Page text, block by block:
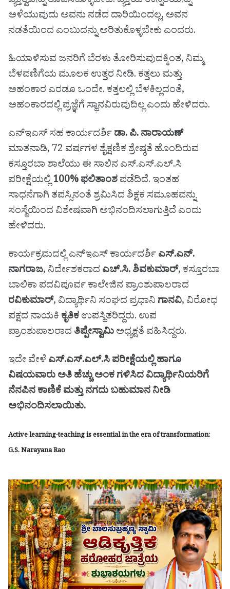
ಅಳೆಯುವುದು ಅವನು ನಡೆದ ದಾರಿಯಿಂದಲ್ಲ, ಅವನ
ನಡತೆಯಿಂದ ಎಂಬುದನ್ನು ಅರಿತುಕೊಳ್ಳಬೇಕು ಎಂದರು.
ಹಿಯಾಳಿಸುವ ಜನರಿಗೆ ಬೆರಳು ತೋರಿಸುವುದಕ್ಕಿಂತ, ನಿಮ್ಮ
ಬೆಳವಣಿಗೆಯ ಮೂಲಕ ಉತ್ತರ ನೀಡಿ. ಕತ್ತಲು ಮತ್ತು
ಅಹಂಕಾರ ಎರಡೂ ಒಂದೇ. ಕತ್ತಲಲ್ಲಿ ಬೆಳಕಿಲ್ಲದಂತೆ,
ಅಹಂಕಾರದಲ್ಲಿ ಪ್ರಜ್ಞೆಗೆ ಸ್ಥಾನವಿರುವುದಿಲ್ಲ ಎಂದು ಹೇಳಿದರು.
ಎನ್‌ಇಎಸ್ ಸಹ ಕಾರ್ಯದರ್ಶಿಡಾ. ಪಿ. ನಾರಾಯಣ್
ಮಾತನಾಡಿ, 72 ವರ್ಷಗಳ ಶೈಕ್ಷಣಿಕ ಶ್ರೇಷ್ಠತೆ ಹೊಂದಿರುವ
ಕಸ್ತೂರಬಾ ಶಾಲೆಯು ಈ ಸಾಲಿನ ಎಸ್.ಎಸ್.ಎಲ್.ಸಿ
ಪರೀಕ್ಷೆಯಲ್ಲಿ100% ಫಲಿತಾಂಶಪಡೆದಿದೆ. ಇಂತಹ
ಸಾಧನೆಗಾಗಿ ತಪಸ್ಸಿನಂತೆ ಶ್ರಮಿಸಿದ ಶಿಕ್ಷಕ ಸಮೂಹವನ್ನು
ಸಂಸ್ಥೆಯಿಂದ ವಿಶೇಷವಾಗಿ ಅಭಿನಂದಿಸಲಾಗುತ್ತಿದೆ ಎಂದು
ಹೇಳಿದರು.
ಕಾರ್ಯಕ್ರಮದಲ್ಲಿ ಎನ್‌ಇಎಸ್ ಕಾರ್ಯದರ್ಶಿಎಸ್.ಎನ್.
ನಾಗರಾಜ, ನಿರ್ದೇಶಕರಾದ ಎಚ್.ಸಿ. ಶಿವಕುಮಾರ್, ಕಸ್ತೂರಬಾ
ಬಾಲಿಕಾ ಪದವಿಪೂರ್ವ ಕಾಲೇಜಿನ ಪ್ರಾಂಶುಪಾಲರಾದ
ರವಿಕುಮಾರ್, ವಿದ್ಯಾರ್ಥಿನಿ ಸಂಘದ ಪ್ರಧಾನಿ ಗಾನವಿ, ವಿರೋಧ
ಪಕ್ಷದ ನಾಯಕಿ ಕೃತಿಕಉಪಸ್ಥಿತರಿದ್ದರು. ಉಪ
ಪ್ರಾಂಶುಪಾಲರಾದ ತಿಪ್ಪೇಸ್ವಾಮಿಅಧ್ಯಕ್ಷತೆ ವಹಿಸಿದ್ದರು.
ಇದೇ ವೇಳೆ ಎಸ್.ಎಸ್.ಎಲ್.ಸಿ ಪರೀಕ್ಷೆಯಲ್ಲಿ ಹಾಗೂ
ವಿಷಯವಾರು ಅತಿ ಹೆಚ್ಚು ಅಂಕ ಗಳಿಸಿದ ವಿದ್ಯಾರ್ಥಿನಿಯರಿಗೆ
ನೆನಪಿನ ಕಾಣಿಕೆ ಮತ್ತು ನಗದು ಬಹುಮಾನ ನೀಡಿ
ಅಭಿನಂದಿಸಲಾಯಿತು.
Active learning-teaching is essential in the era of transformation:
G.S. Narayana Rao